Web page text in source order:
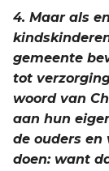
4. Maar als
gemeente
tot
woord van
aan hun
de ouders en
doen: want